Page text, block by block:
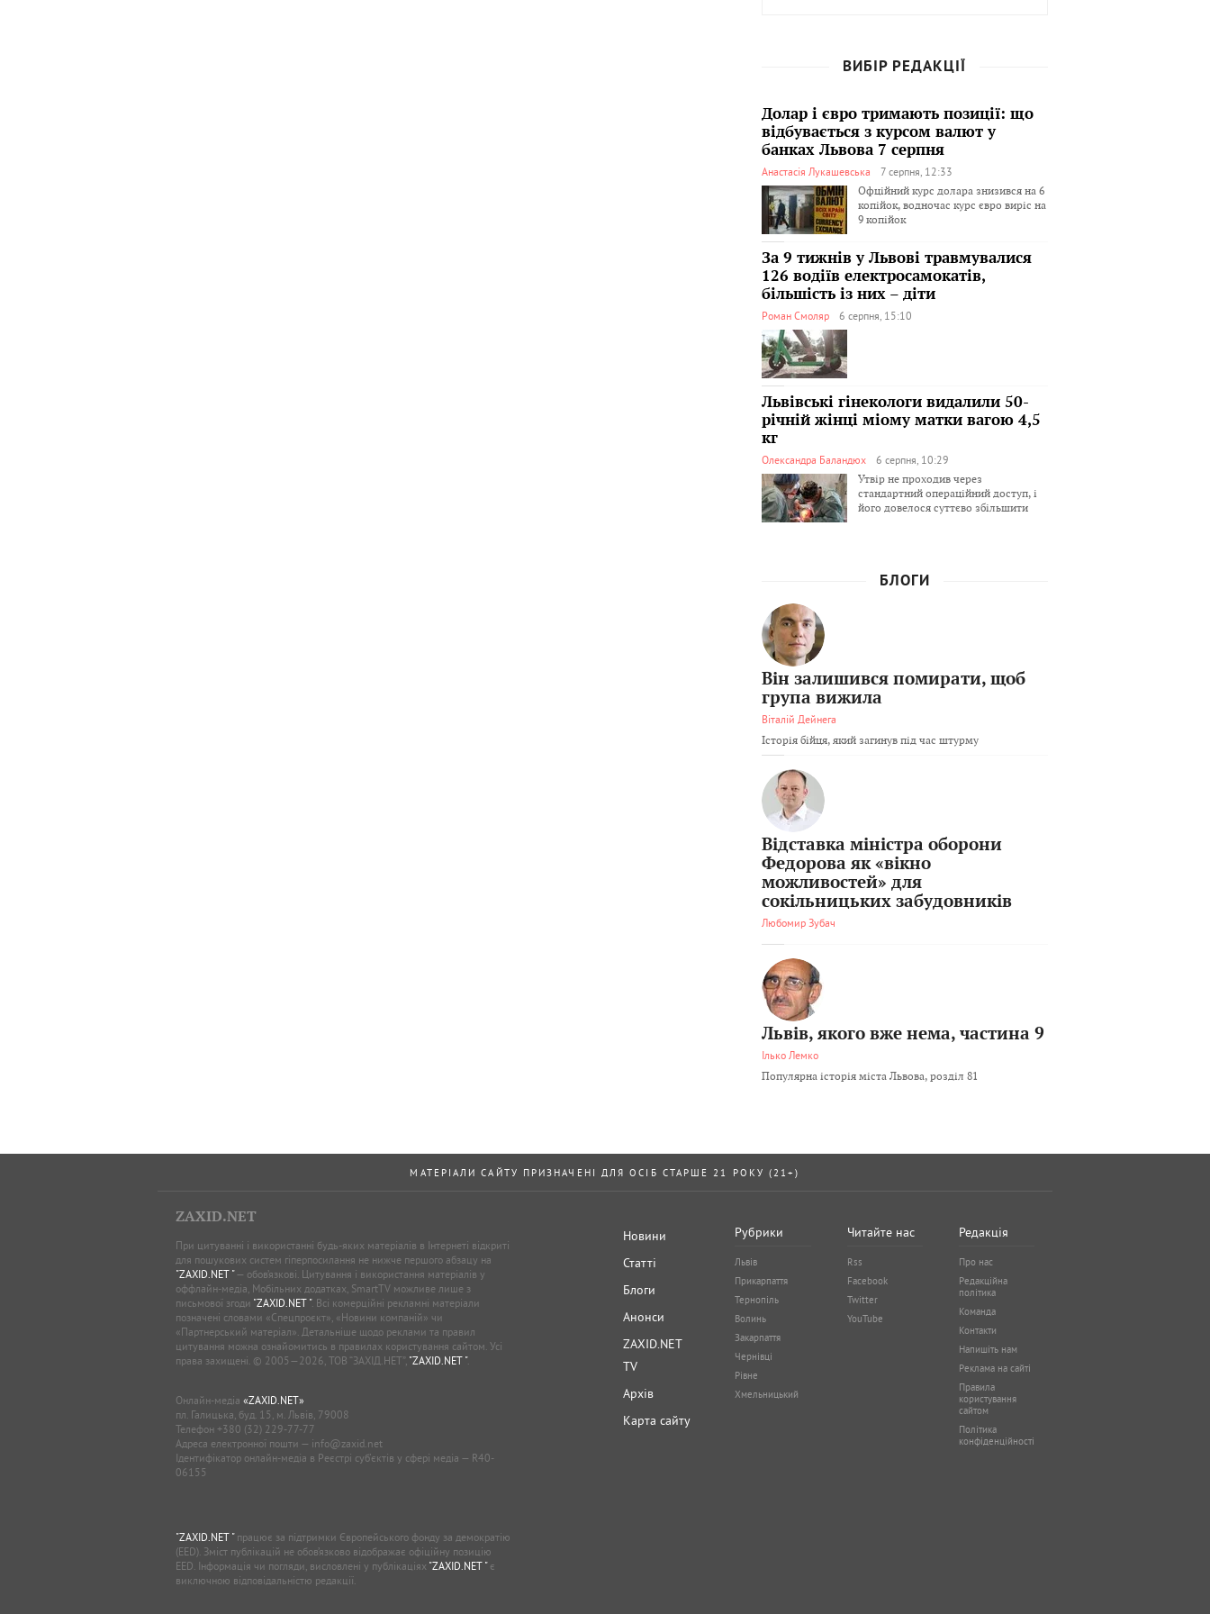
ВИБІР РЕДАКЦІЇ
Долар і євро тримають позиції: що
відбувається з курсом валют у
банках Львова 7 серпня
Анастасія Лукашевська
7 серпня, 12:33
Офційний курс долара знизився на 6
копійок, водночас курс євро виріс на
9 копійок
За 9 тижнів у Львові травмувалися
126 водіїв електросамокатів,
більшість із них – діти
Роман Смоляр 6 серпня, 15:10
Львівські гінекологи видалили 50-
річній жінці міому матки вагою 4,5
кг
Олександра Баландюх
6 серпня, 10:29
Утвір не проходив через
стандартний операційний доступ, і
його довелося суттєво збільшити
БЛОГИ
Він залишився помирати, щоб
група вижила
Віталій Дейнега
Історія бійця, який загинув під час штурму
Відставка міністра оборони
Федорова як «вікно
можливостей» для
сокільницьких забудовників
Любомир Зубач
Львів, якого вже нема, частина 9
Ілько Лемко
Популярна історія міста Львова, розділ 81
МАТЕРІАЛИ САЙТУ ПРИЗНАЧЕНІ ДЛЯ ОСІБ СТАРШЕ 21 РОКУ (21+)
ZAXID.NET
При цитуванні і використанні будь-яких матеріалів в Інтернеті відкриті
для пошукових систем гіперпосилання не нижче першого абзацу на
"ZAXID.NET "— обов’язкові. Цитування і використання матеріалів у
оффлайн-медіа, Мобільних додатках, SmartTV можливе лише з
письмової згоди "ZAXID.NET ". Всі комерційні рекламні матеріали
позначені словами «Спецпроєкт», «Новини компаній» чи
«Партнерський матеріал». Детальніше щодо реклами та правил
цитування можна ознайомитись в правилах користування сайтом. Усі
права захищені. © 2005—2026, ТОВ “ЗАХІД.НЕТ”, "ZAXID.NET ".
Онлайн-медіа «ZAXID.NET»
пл. Галицька, буд. 15, м. Львів, 79008
Телефон +380 (32) 229-77-77
Адреса електронної пошти — info@zaxid.net
Ідентифікатор онлайн-медіа в Реєстрі суб'єктів у сфері медіа — R40-
06155
"ZAXID.NET "працює за підтримки Європейського фонду за демократію
(EED). Зміст публікацій не обов’язково відображає офіційну позицію
EED. Інформація чи погляди, висловлені у публікаціях "ZAXID.NET "є
виключною відповідальністю редакції.
Новини
Статті
Блоги
Анонси
ZAXID.NET
TV
Архів
Карта сайту
Рубрики
Львів
Прикарпаття
Тернопіль
Волинь
Закарпаття
Чернівці
Рівне
Хмельницький
Читайте нас
Rss
Facebook
Twitter
YouTube
Редакція
Про нас
Редакційна
політика
Команда
Контакти
Напишіть нам
Реклама на сайті
Правила
користування
сайтом
Політика
конфіденційності